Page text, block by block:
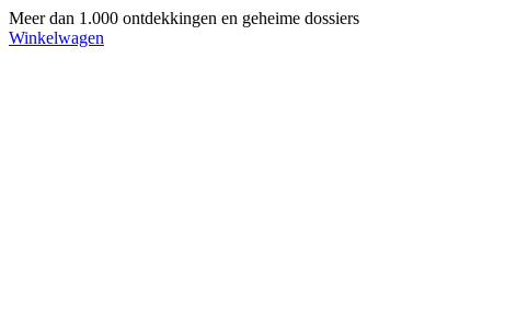
Meer dan 1.000 ontdekkingen en geheime dossiers
Winkelwagen